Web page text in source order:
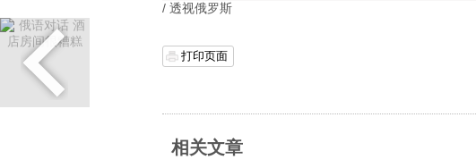
/ 透视俄罗斯
打印页面
相关文章